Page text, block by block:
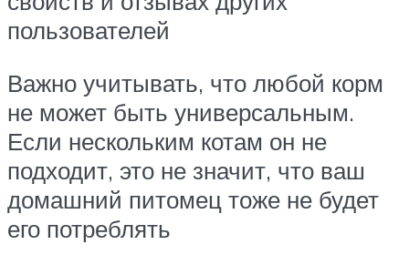
пользователей
Важно учитывать, что любой корм
не может быть универсальным.
Если нескольким котам он не
подходит, это не значит, что ваш
домашний питомец тоже не будет
его потреблять